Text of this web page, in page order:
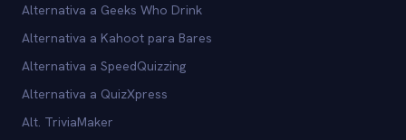
Alternativa a Geeks Who Drink
Alternativa a Kahoot para Bares
Alternativa a SpeedQuizzing
Alternativa a QuizXpress
Alt. TriviaMaker